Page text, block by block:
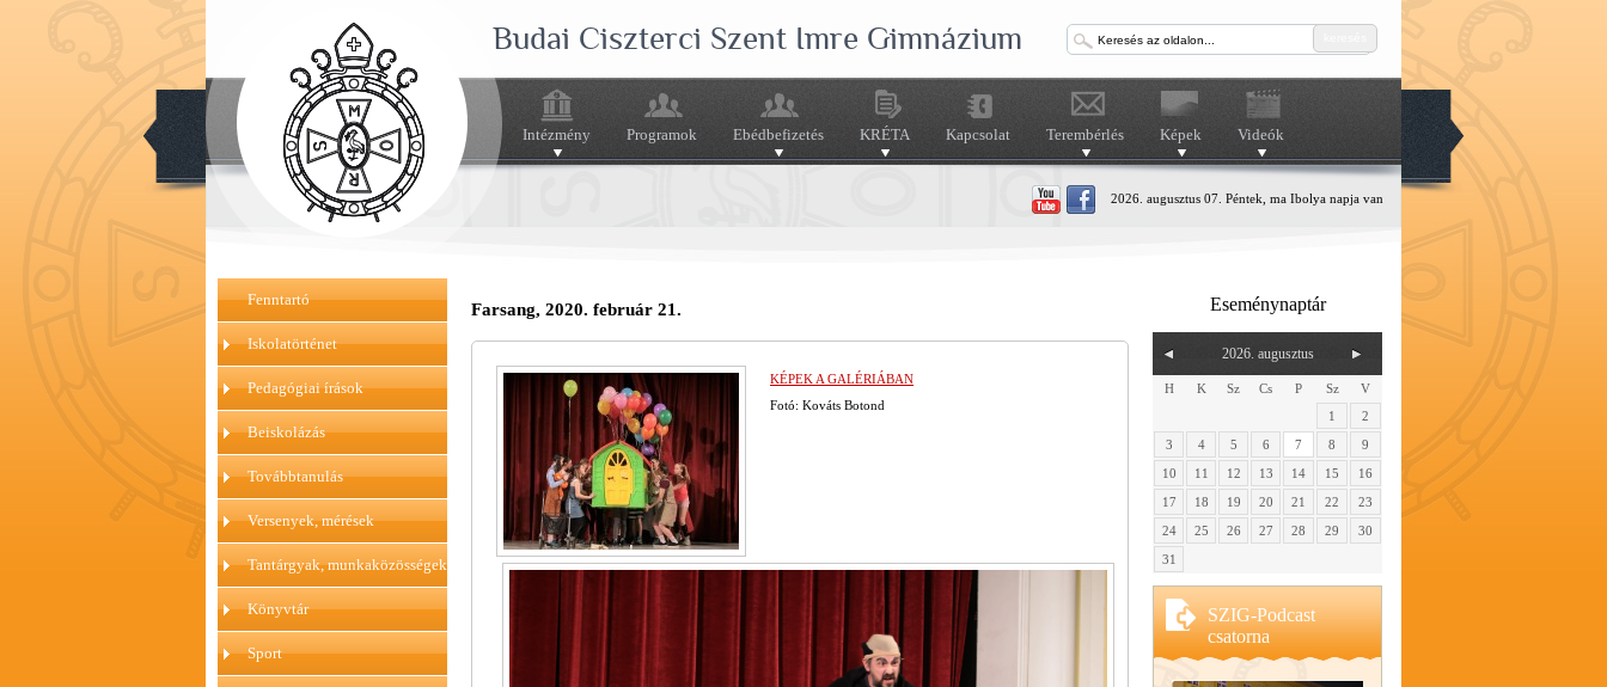
Budai Ciszterci Szent Imre Gimnázium
Intézmény Programok Ebédbefizetés KRÉTA Kapcsolat Terembérlés Képek Videók
2026. augusztus 07. Péntek, ma Ibolya napja van
Fenntartó
Iskolatörténet
Pedagógiai írások
Beiskolázás
Továbbtanulás
Versenyek, mérések
Tantárgyak, munkaközösségek
Könyvtár
Sport
Farsang, 2020. február 21.
KÉPEK A GALÉRIÁBAN
Fotó: Kováts Botond
Eseménynaptár
2026. augusztus
H K Sz Cs P Sz
V
1
2
3
4 5 6 7 8
9
10
11 12 13 14 15
16
17
18 19 20 21 22
23
24
25 26 27 28 29
30
31
SZIG-Podcast
csatorna